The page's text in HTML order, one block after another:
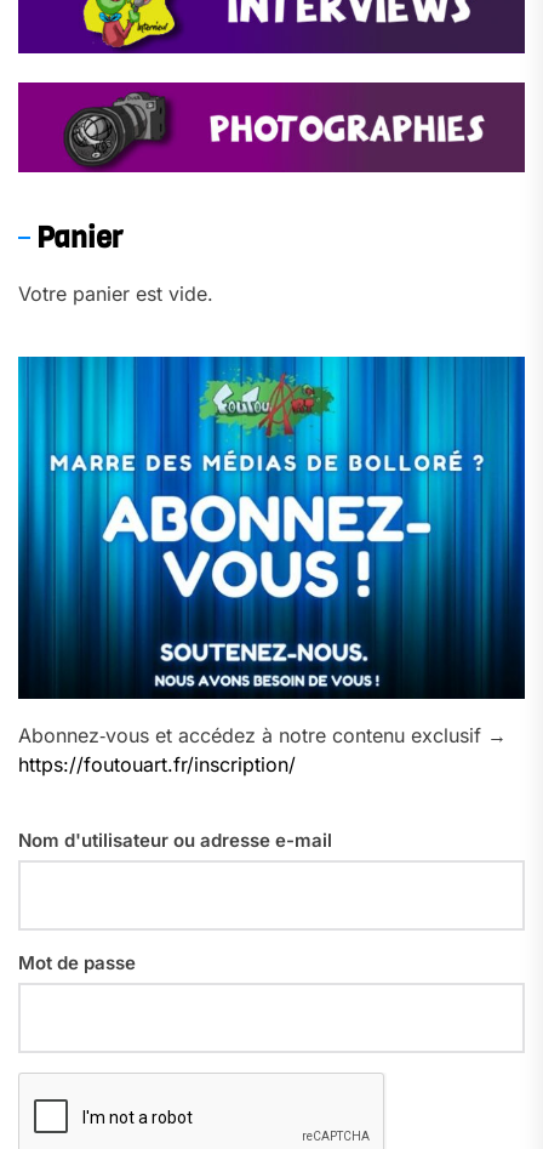
Panier
Votre panier est vide.
Abonnez‑vous et accédez à notre contenu exclusif →
https://foutouart.fr/inscription/
Nom d'utilisateur ou adresse e-mail
Mot de passe